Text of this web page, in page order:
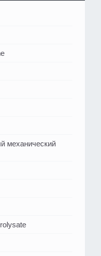
механический